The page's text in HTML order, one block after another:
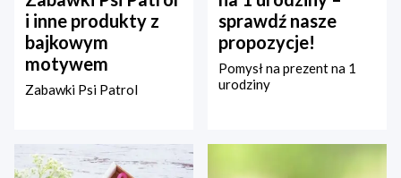
i inne produkty z
bajkowym
motywem
Zabawki Psi Patrol
sprawdź nasze
propozycje!
Pomysł na prezent na 1
urodziny